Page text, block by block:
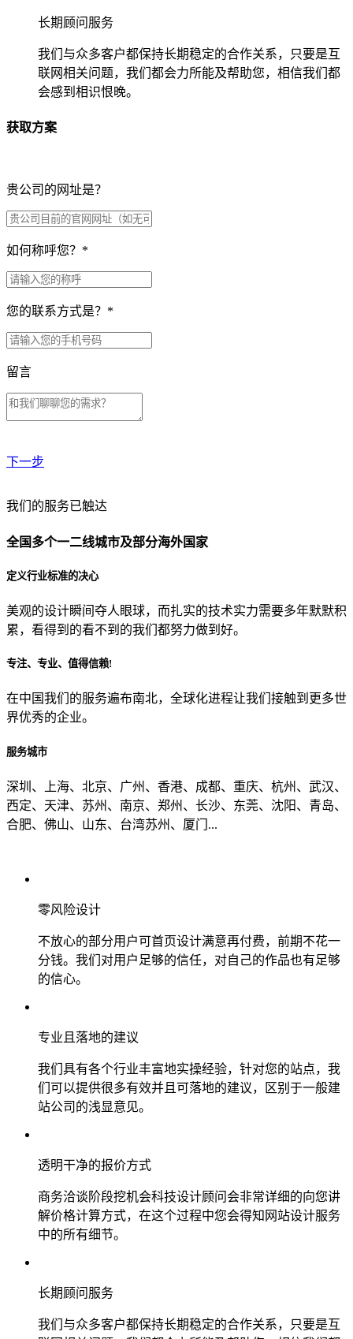
长期顾问服务
我们与众多客户都保持长期稳定的合作关系，只要是互
联网相关问题，我们都会力所能及帮助您，相信我们都
会感到相识恨晚。
获取方案
贵公司的网址是？
如何称呼您？ *
您的联系方式是？ *
留言
下一步
贵公司预算范围是？
贵公司的团队规模是？
目前主要的营销渠道是？
我们的服务已触达
全国多个一二线城市及部分海外国家
定义行业标准的决心
美观的设计瞬间夺人眼球，而扎实的技术实力需要多年默默积
累，看得到的看不到的我们都努力做到好。
专注、专业、值得信赖!
在中国我们的服务遍布南北，全球化进程让我们接触到更多世
界优秀的企业。
服务城市
深圳、上海、北京、广州、香港、成都、重庆、杭州、武汉、
西定、天津、苏州、南京、郑州、长沙、东莞、沈阳、青岛、
合肥、佛山、山东、台湾苏州、厦门...
零风险设计
不放心的部分用户可首页设计满意再付费，前期不花一
分钱。我们对用户足够的信任，对自己的作品也有足够
的信心。
专业且落地的建议
我们具有各个行业丰富地实操经验，针对您的站点，我
们可以提供很多有效并且可落地的建议，区别于一般建
站公司的浅显意见。
透明干净的报价方式
商务洽谈阶段挖机会科技设计顾问会非常详细的向您讲
解价格计算方式，在这个过程中您会得知网站设计服务
中的所有细节。
长期顾问服务
我们与众多客户都保持长期稳定的合作关系，只要是互